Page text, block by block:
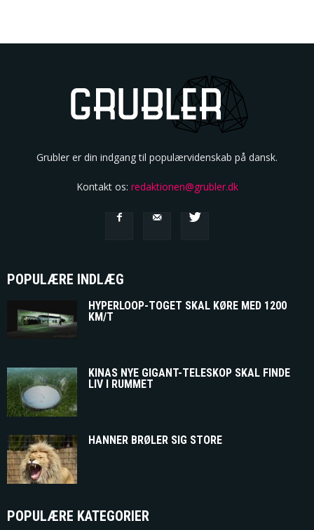
Grubler er din indgang til populærvidenskab på dansk.
Kontakt os: redaktionen@grubler.dk
POPULÆRE INDLÆG
HYPERLOOP-TOGET SKAL KØRE MED 1200
KM/T
KINAS NYE GIGANT-TELESKOP SKAL FINDE
LIV I RUMMET
HANNER BRØLER SIG STORE
POPULÆRE KATEGORIER